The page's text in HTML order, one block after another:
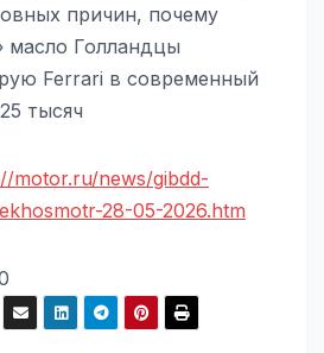
причин, почему
масло Голландцы
Ferrari в современный
тысяч
motor.ru/news/gibdd-
28-05-2026.htm